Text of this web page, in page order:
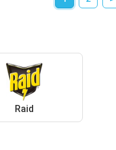
Raid